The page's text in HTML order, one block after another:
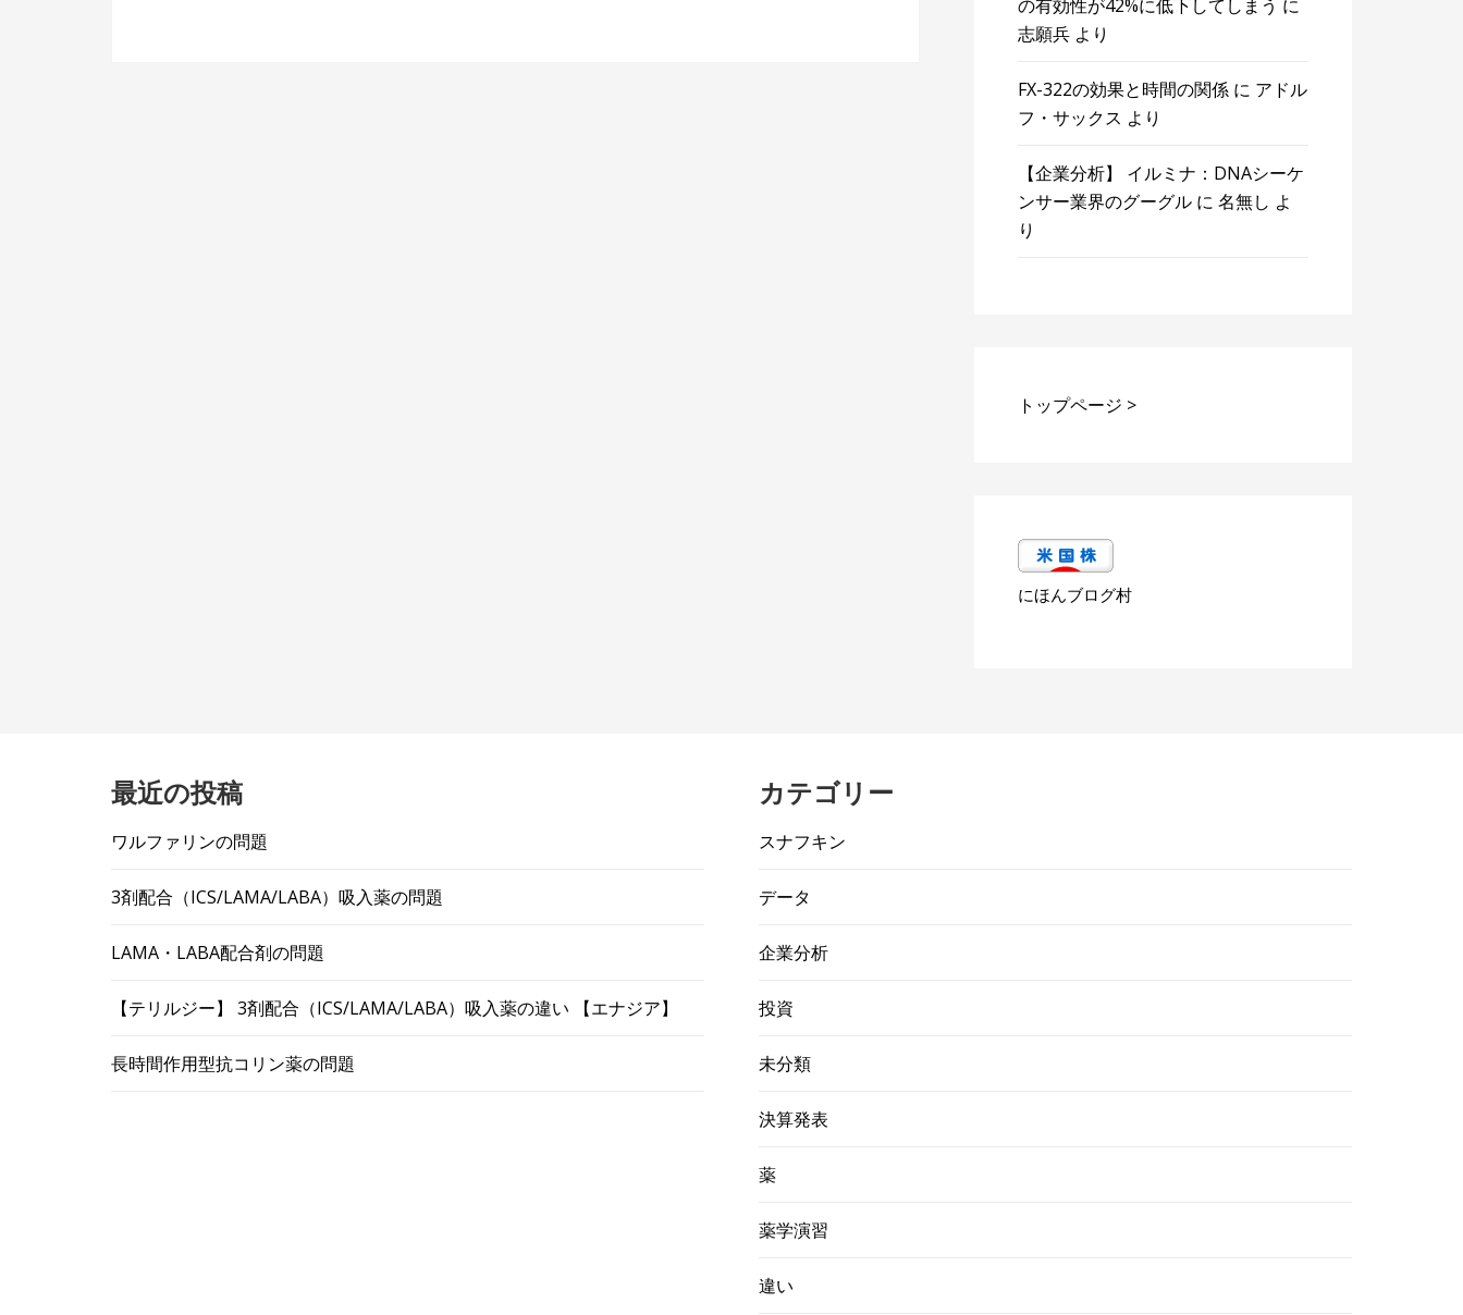
の有効性が42%に低下してしまう に
志願兵 より
FX-322の効果と時間の関係 に アドル
フ・サックス より
【企業分析】 イルミナ：DNAシーケ
ンサー業界のグーグル に名無し よ
り
トップページ >
にほんブログ村
最近の投稿
ワルファリンの問題
3剤配合（ICS/LAMA/LABA）吸入薬の問題
LAMA・LABA配合剤の問題
【テリルジー】 3剤配合（ICS/LAMA/LABA）吸入薬の違い 【エナジア】
長時間作用型抗コリン薬の問題
カテゴリー
スナフキン
データ
企業分析
投資
未分類
決算発表
薬
薬学演習
違い